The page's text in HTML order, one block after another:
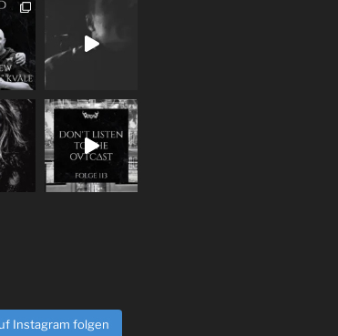
Instagram folgen